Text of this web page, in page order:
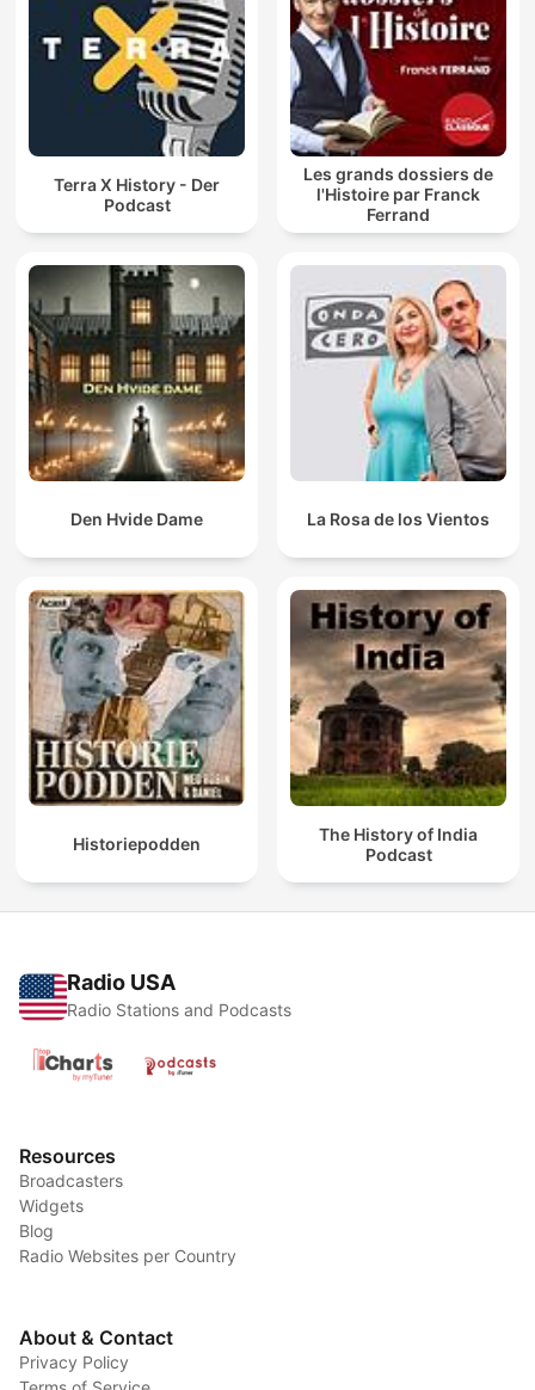
Terra X History - Der
Podcast
Les grands dossiers de
l'Histoire par Franck
Ferrand
Den Hvide Dame La Rosa de los Vientos
Historiepodden
The History of India
Podcast
Radio USA
Radio Stations and Podcasts
Resources
Broadcasters
Widgets
Blog
Radio Websites per Country
About & Contact
Privacy Policy